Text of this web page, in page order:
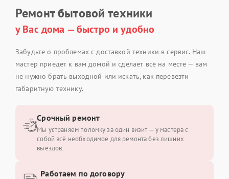
Ремонт бытовой техники
у Вас дома — быстро и удобно
Забудьте о проблемах с доставкой техники в сервис. Наш
мастер приедет к вам домой и сделает всё на месте — вам
не нужно брать выходной или искать, как перевезти
габаритную технику.
Срочный ремонт
Мы устраняем поломку за один визит — у мастера с
собой всё необходимое для ремонта без лишних
выездов.
Работаем по договору